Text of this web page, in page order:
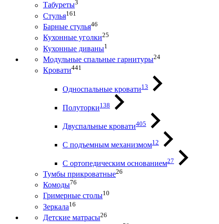
Табуреты3
Стулья161
Барные стулья46
Кухонные уголки25
Кухонные диваны1
Модульные спальные гарнитуры24
Кровати441
Односпальные кровати13
Полуторки138
Двуспальные кровати405
С подъемным механизмом12
С ортопедическим основанием27
Тумбы прикроватные26
Комоды76
Гримерные столы10
Зеркала16
Детские матрасы26